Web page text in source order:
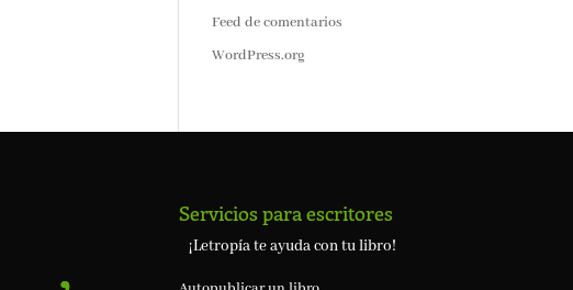
Feed de comentarios
WordPress.org
Servicios para escritores
¡Letropía te ayuda con tu libro!